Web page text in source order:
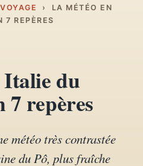
de voyage
trips, itinéraires
en France
Paris, Marseille…
style
inspirations
› LA MÉTÉO EN
7 REPÈRES
Italie du
7 repères
météo très contrastée
du Pô, plus fraîche